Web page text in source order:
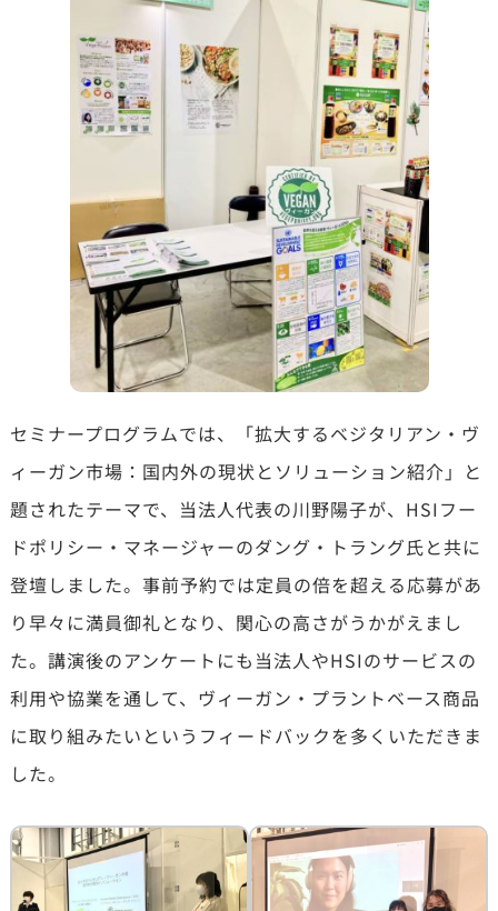
セミナープログラムでは、「拡大するベジタリアン・ヴ
ィーガン市場：国内外の現状とソリューション紹介」と
題されたテーマで、当法人代表の川野陽子が、HSIフー
ドポリシー・マネージャーのダング・トラング氏と共に
登壇しました。事前予約では定員の倍を超える応募があ
り早々に満員御礼となり、関心の高さがうかがえまし
た。講演後のアンケートにも当法人やHSIのサービスの
利用や協業を通して、ヴィーガン・プラントベース商品
に取り組みたいというフィードバックを多くいただきま
した。